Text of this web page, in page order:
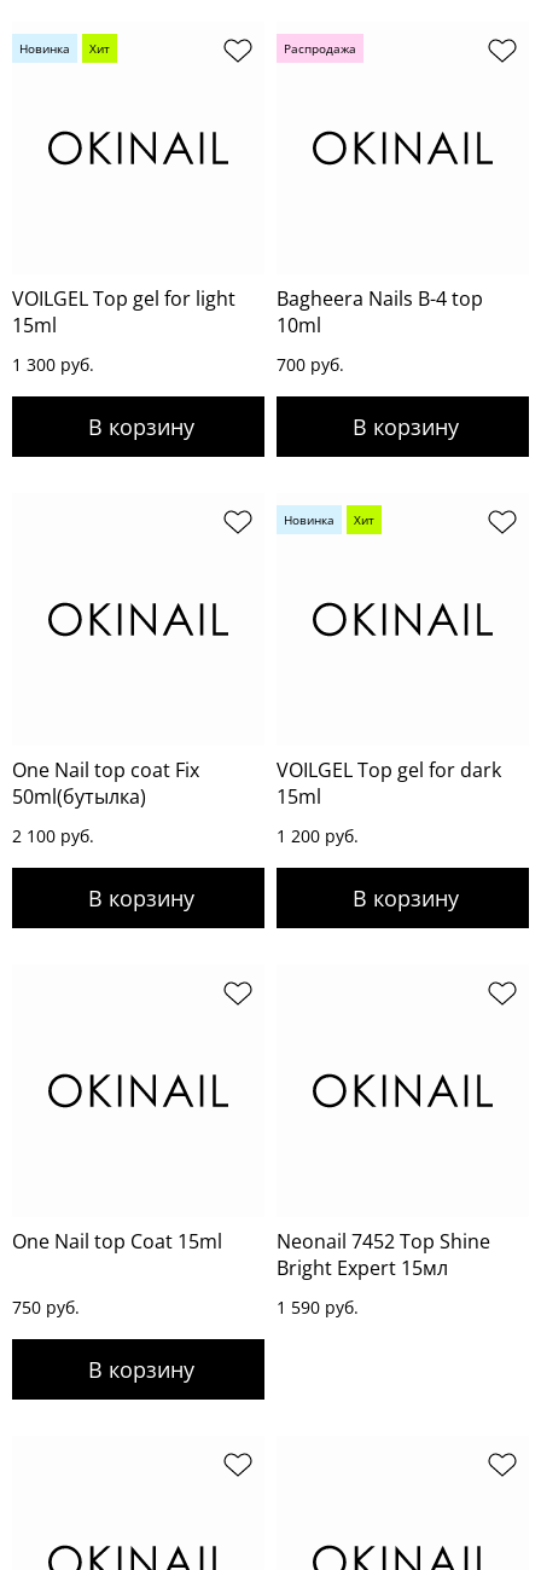
Новинка Хит
VOILGEL Top gel for light
15ml
1 300 руб.
Распродажа
Bagheera Nails B-4 top
10ml
700 руб.
One Nail top coat Fix
50ml(бутылка)
2 100 руб.
Новинка Хит
VOILGEL Top gel for dark
15ml
1 200 руб.
One Nail top Coat 15ml
750 руб.
Neonail 7452 Top Shine
Bright Expert 15мл
1 590 руб.